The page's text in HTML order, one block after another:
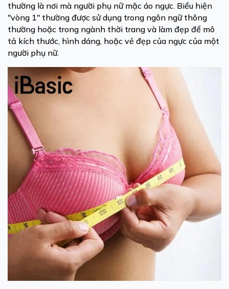
thường là nơi mà người phụ nữ mặc áo ngực. Biểu hiện
"vòng 1" thường được sử dụng trong ngôn ngữ thông
thường hoặc trong ngành thời trang và làm đẹp để mô
tả kích thước, hình dáng, hoặc vẻ đẹp của ngực của một
người phụ nữ.